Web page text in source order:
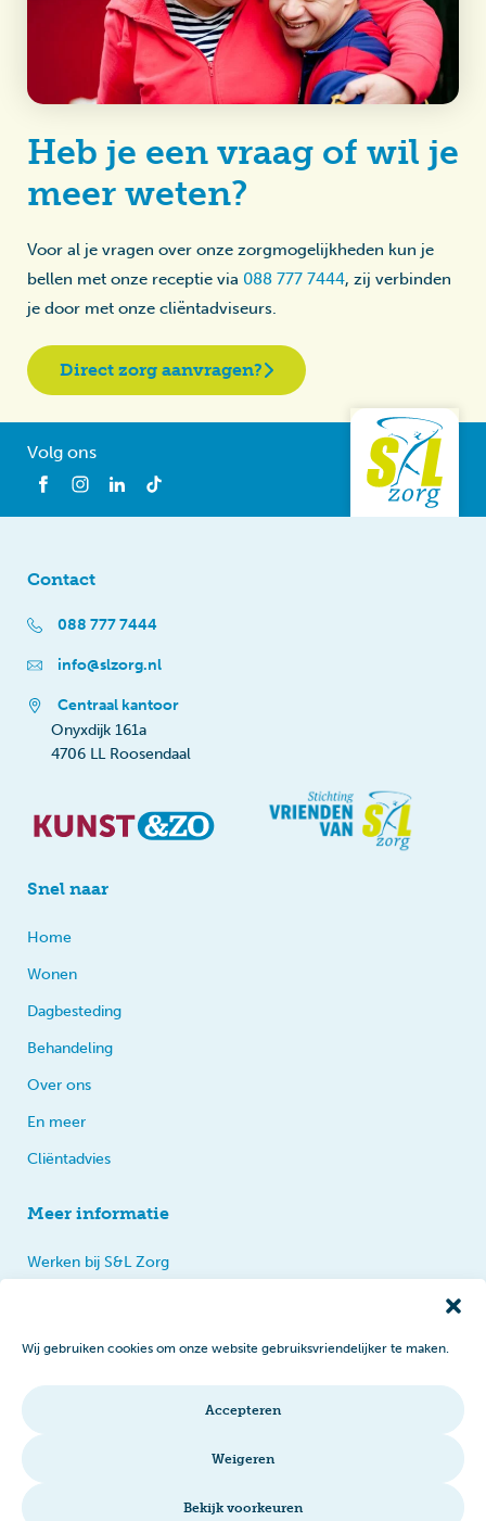
Wij gebruiken cookies om onze website gebruiksvriendelijker te maken.
Accepteren
Weigeren
Bekijk voorkeuren
Heb je een vraag of wil je
meer weten?
Voor al je vragen over onze zorgmogelijkheden kun je
bellen met onze receptie via 088 777 7444, zij verbinden
je door met onze cliëntadviseurs.
Direct zorg aanvragen?
Volg ons
Contact
088 777 7444
info@slzorg.nl
Centraal kantoor
Onyxdijk 161a
4706 LL Roosendaal
Snel naar
Home
Wonen
Dagbesteding
Behandeling
Over ons
En meer
Cliëntadvies
Meer informatie
Werken bij S&L Zorg
Intranet